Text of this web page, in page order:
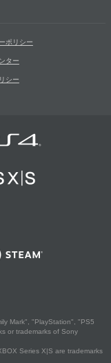
ポリシー
ター
シー
Mark", "PlayStation", "PS5
or trademarks of Sony
Series X|S are trademarks